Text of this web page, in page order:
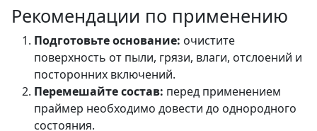
Рекомендации по применению
Подготовьте основание: очистите
поверхность от пыли, грязи, влаги, отслоений и
посторонних включений.
Перемешайте состав: перед применением
праймер необходимо довести до однородного
состояния.